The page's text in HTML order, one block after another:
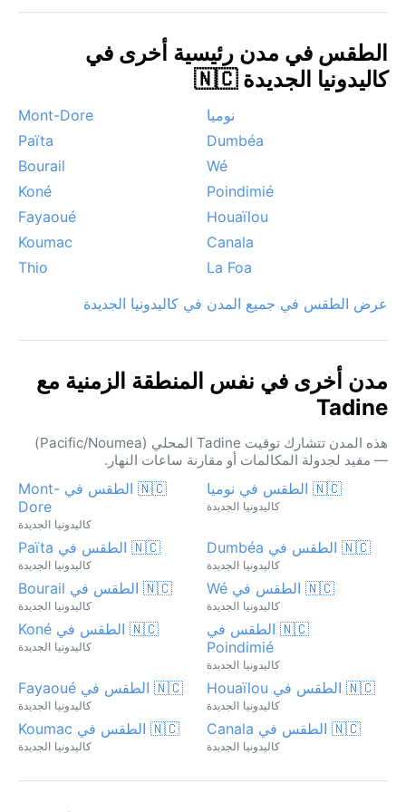
الجوية البارزة أيضاً تشكل الضباب الصباحي الكثيف فوق
الغابات، مما يخلق مشهداً ساحراً عند شروق الشمس. ورغم
غزارة الأمطار، تظل تادين وجهة تفيض بالجمال الطبيعي طوال
العام.
الطقس في مدن رئيسية أخرى في
كاليدونيا الجديدة 🇳🇨
نوميا
Mont-Dore
Dumbéa
Païta
Wé
Bourail
Poindimié
Koné
Houaïlou
Fayaoué
Canala
Koumac
La Foa
Thio
عرض الطقس في جميع المدن في كاليدونيا الجديدة
مدن أخرى في نفس المنطقة الزمنية مع
Tadine
هذه المدن تتشارك توقيت Tadine المحلي (Pacific/Noumea)
— مفيد لجدولة المكالمات أو مقارنة ساعات النهار.
🇳🇨 الطقس في نوميا
كاليدونيا الجديدة
🇳🇨 الطقس في Mont-
Dore
كاليدونيا الجديدة
🇳🇨 الطقس في Dumbéa
كاليدونيا الجديدة
🇳🇨 الطقس في Païta
كاليدونيا الجديدة
🇳🇨 الطقس في Wé
كاليدونيا الجديدة
🇳🇨 الطقس في Bourail
كاليدونيا الجديدة
🇳🇨 الطقس في
Poindimié
كاليدونيا الجديدة
🇳🇨 الطقس في Koné
كاليدونيا الجديدة
🇳🇨 الطقس في Houaïlou
كاليدونيا الجديدة
🇳🇨 الطقس في Fayaoué
كاليدونيا الجديدة
🇳🇨 الطقس في Canala
كاليدونيا الجديدة
🇳🇨 الطقس في Koumac
كاليدونيا الجديدة